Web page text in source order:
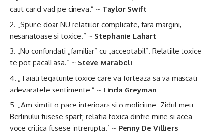
caut cand vad pe cineva.” ~ Taylor Swift
„Spune doar NU relatiilor complicate, fara margini,
nesanatoase si toxice.” ~ Stephanie Lahart
„Nu confundati „familiar” cu „acceptabil”. Relatiile toxice
te pot pacali asa.” ~ Steve Maraboli
„Taiati legaturile toxice care va forteaza sa va mascati
adevaratele sentimente.” ~ Linda Greyman
„Am simtit o pace interioara si o moliciune. Zidul meu
Berlinului fusese spart; relatia toxica dintre mine si acea
voce critica fusese intrerupta.” ~ Penny De Villiers